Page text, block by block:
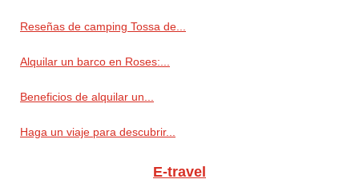
Reseñas de camping Tossa de...
Alquilar un barco en Roses:...
Beneficios de alquilar un...
Haga un viaje para descubrir...
E-travel